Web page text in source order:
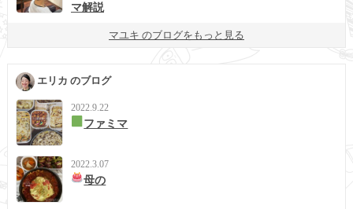
マ解説
マユキ のブログをもっと見る
エリカ のブログ
2022.9.22
ファミマ
2022.3.07
母の